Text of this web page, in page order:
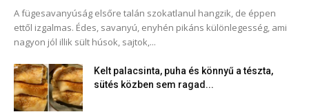
A fügesavanyúság elsőre talán szokatlanul hangzik, de éppen
ettől izgalmas. Édes, savanyú, enyhén pikáns különlegesség, ami
nagyon jól illik sült húsok, sajtok,...
Kelt palacsinta, puha és könnyű a tészta,
sütés közben sem ragad...